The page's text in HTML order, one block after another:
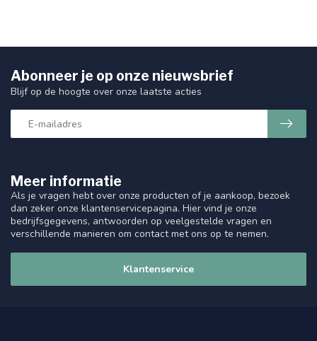
Meer informatie
Als je vragen hebt over onze producten of je aankoop, bezoek
dan zeker onze klantenservicepagina. Hier vind je onze
bedrijfsgegevens, antwoorden op veelgestelde vragen en
verschillende manieren om contact met ons op te nemen.
Klantenservice
Abonneer je op onze nieuwsbrief
Blijf op de hoogte over onze laatste acties